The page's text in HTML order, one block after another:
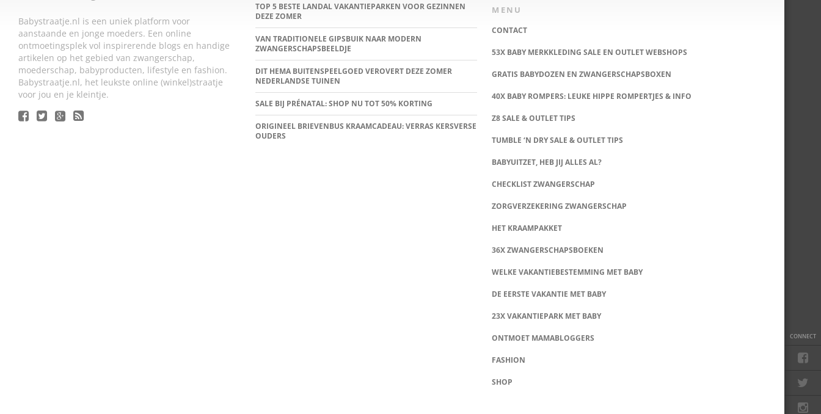
CONNECT
Babystraatje.nl is een uniek platform voor
aanstaande en jonge moeders. Een online
ontmoetingsplek vol inspirerende blogs en handige
artikelen op het gebied van zwangerschap,
moederschap, babyproducten, lifestyle en fashion.
Babystraatje.nl, het leukste online (winkel)straatje
voor jou en je kleintje.
TOP 5 BESTE LANDAL VAKANTIEPARKEN VOOR GEZINNEN
DEZE ZOMER
VAN TRADITIONELE GIPSBUIK NAAR MODERN
ZWANGERSCHAPSBEELDJE
DIT HEMA BUITENSPEELGOED VEROVERT DEZE ZOMER
NEDERLANDSE TUINEN
SALE BIJ PRÉNATAL: SHOP NU TOT 50% KORTING
ORIGINEEL BRIEVENBUS KRAAMCADEAU: VERRAS KERSVERSE
OUDERS
MENU
CONTACT
53X BABY MERKKLEDING SALE EN OUTLET WEBSHOPS
GRATIS BABYDOZEN EN ZWANGERSCHAPSBOXEN
40X BABY ROMPERS: LEUKE HIPPE ROMPERTJES & INFO
Z8 SALE & OUTLET TIPS
TUMBLE ‘N DRY SALE & OUTLET TIPS
BABYUITZET, HEB JIJ ALLES AL?
CHECKLIST ZWANGERSCHAP
ZORGVERZEKERING ZWANGERSCHAP
HET KRAAMPAKKET
36X ZWANGERSCHAPSBOEKEN
WELKE VAKANTIEBESTEMMING MET BABY
DE EERSTE VAKANTIE MET BABY
23X VAKANTIEPARK MET BABY
ONTMOET MAMABLOGGERS
FASHION
SHOP